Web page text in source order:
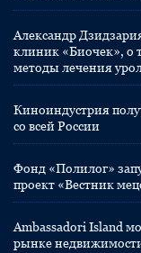
Александр
клиник «Биочек», о
методы лечения
Киноиндустрия
со всей России
Фонд «Полилог»
проект «Вестник
Ambassadori Island
рынке